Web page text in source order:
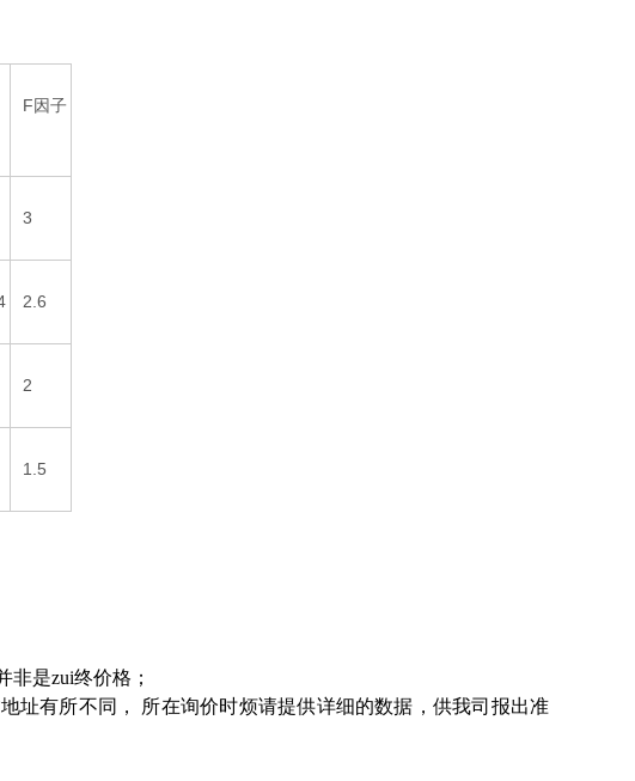
F因子
3
2.6
2
1.5
是zui终价格；
址有所不同， 所在询价时烦请提供详细的数据，供我司报出准